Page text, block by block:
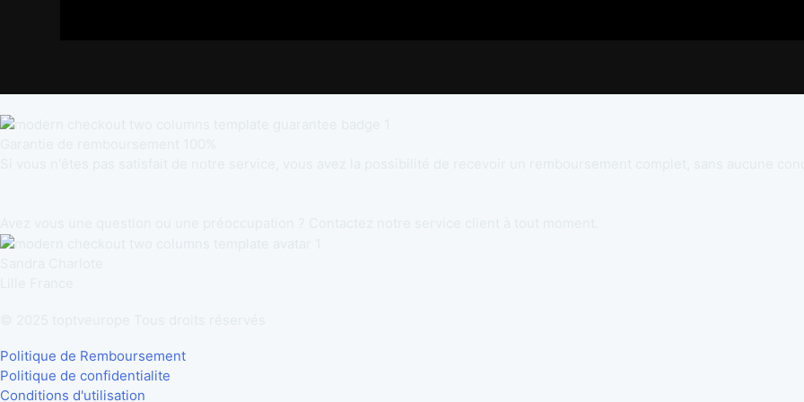
Politique de Remboursement
Politique de confidentialite
Conditions d'utilisation